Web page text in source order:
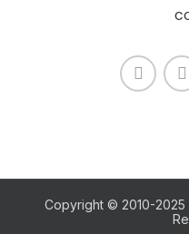
Copyright © 2010-2025